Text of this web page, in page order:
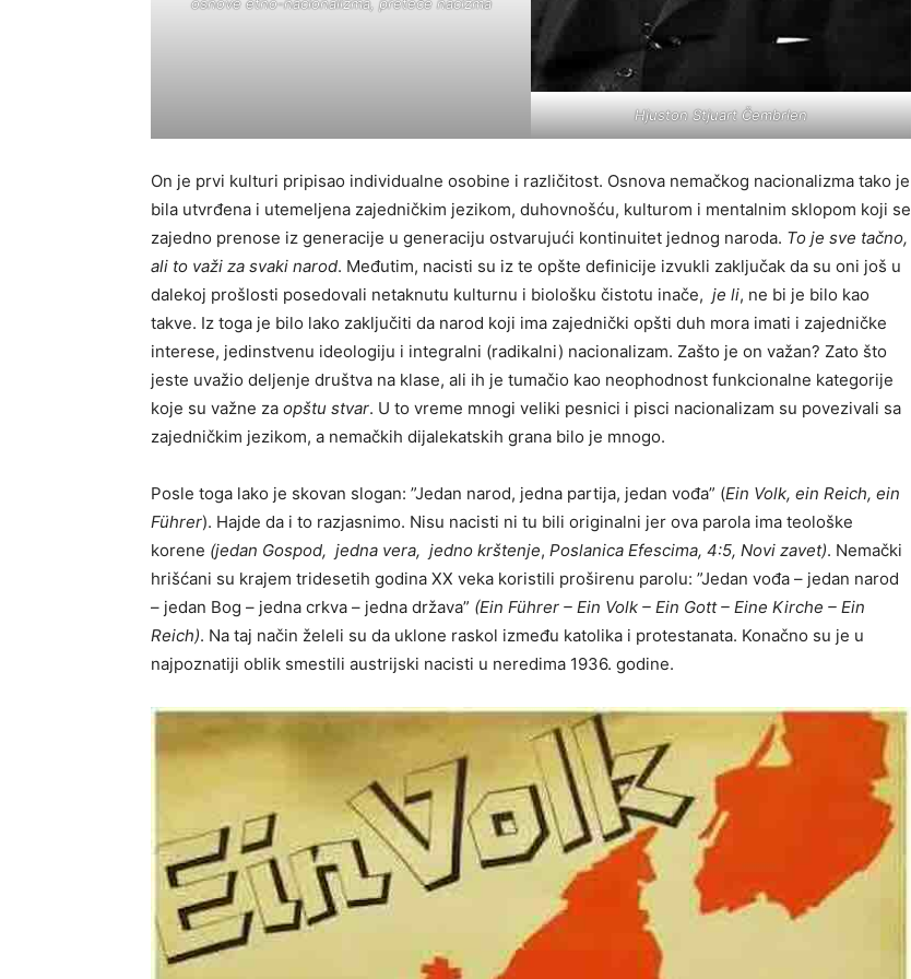
Hjuston Stjuart Čembrlen
On je prvi kulturi pripisao individualne osobine i različitost. Osnova nemačkog nacionalizma tako je
bila utvrđena i utemeljena zajedničkim jezikom, duhovnošću, kulturom i mentalnim sklopom koji se
zajedno prenose iz generacije u generaciju ostvarujući kontinuitet jednog naroda. To je sve tačno,
ali to važi za svaki narod. Međutim, nacisti su iz te opšte definicije izvukli zaključak da su oni još u
dalekoj prošlosti posedovali netaknutu kulturnu i biološku čistotu inače, je li, ne bi je bilo kao
takve. Iz toga je bilo lako zaključiti da narod koji ima zajednički opšti duh mora imati i zajedničke
interese, jedinstvenu ideologiju i integralni (radikalni) nacionalizam. Zašto je on važan? Zato što
jeste uvažio deljenje društva na klase, ali ih je tumačio kao neophodnost funkcionalne kategorije
koje su važne za opštu stvar. U to vreme mnogi veliki pesnici i pisci nacionalizam su povezivali sa
zajedničkim jezikom, a nemačkih dijalekatskih grana bilo je mnogo.
Posle toga lako je skovan slogan: ”Jedan narod, jedna partija, jedan vođa” (Ein Volk, ein Reich, ein
Führer). Hajde da i to razjasnimo. Nisu nacisti ni tu bili originalni jer ova parola ima teološke
korene (jedan Gospod, jedna vera, jedno krštenje, Poslanica Efescima, 4:5, Novi zavet). Nemački
hrišćani su krajem tridesetih godina XX veka koristili proširenu parolu: ”Jedan vođa – jedan narod
– jedan Bog – jedna crkva – jedna država” (Ein Führer – Ein Volk – Ein Gott – Eine Kirche – Ein
Reich). Na taj način želeli su da uklone raskol između katolika i protestanata. Konačno su je u
najpoznatiji oblik smestili austrijski nacisti u neredima 1936. godine.